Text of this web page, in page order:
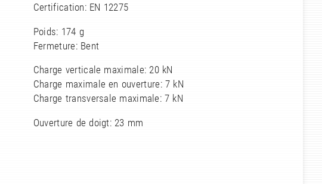
Certification: EN 12275
Poids: 174 g
Fermeture: Bent
Charge verticale maximale: 20 kN
Charge maximale en ouverture: 7 kN
Charge transversale maximale: 7 kN
Ouverture de doigt: 23 mm